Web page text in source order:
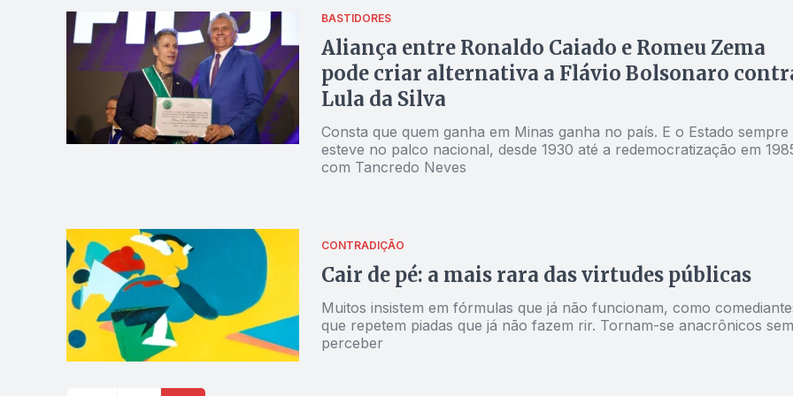
BASTIDORES
Aliança entre Ronaldo Caiado e Romeu Zema
pode criar alternativa a Flávio Bolsonaro
Lula da Silva
Consta que quem ganha em Minas ganha no país. E o Estado sempre
esteve no palco nacional, desde 1930 até a redemocratização em
com Tancredo Neves
CONTRADIÇÃO
Cair de pé: a mais rara das virtudes públicas
Muitos insistem em fórmulas que já não funcionam, como
que repetem piadas que já não fazem rir. Tornam-se anacrônicos sem
perceber